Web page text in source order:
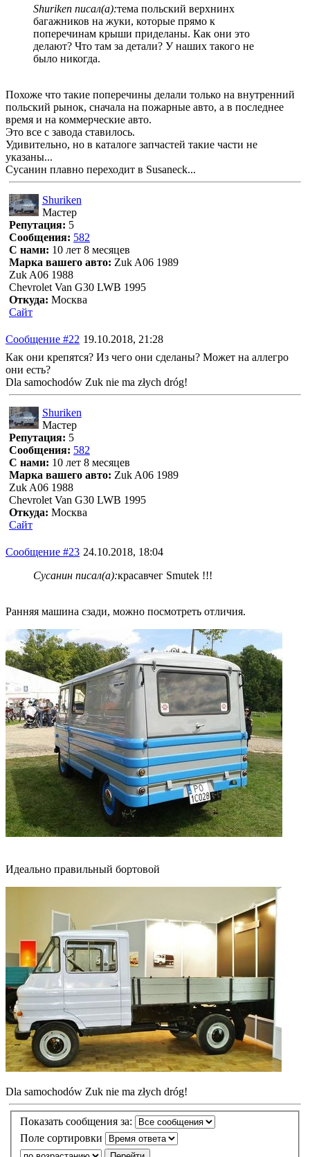
Shuriken писал(а):тема польский верхнинх
багажников на жуки, которые прямо к
поперечинам крыши приделаны. Как они это
делают? Что там за детали? У наших такого не
было никогда.
Похоже что такие поперечины делали только на внутренний
польский рынок, сначала на пожарные авто, а в последнее
время и на коммерческие авто.
Это все с завода ставилось.
Удивительно, но в каталоге запчастей такие части не
указаны...
Сусанин плавно переходит в Susaneck...
Shuriken
Мастер
Репутация: 5
Сообщения: 582
С нами: 10 лет 8 месяцев
Марка вашего авто: Zuk A06 1989
Zuk A06 1988
Chevrolet Van G30 LWB 1995
Откуда: Москва
Сайт
Сообщение #22 19.10.2018, 21:28
Как они крепятся? Из чего они сделаны? Может на аллегро
они есть?
Dla samochodów Zuk nie ma złych dróg!
Shuriken
Мастер
Репутация: 5
Сообщения: 582
С нами: 10 лет 8 месяцев
Марка вашего авто: Zuk A06 1989
Zuk A06 1988
Chevrolet Van G30 LWB 1995
Откуда: Москва
Сайт
Сообщение #23 24.10.2018, 18:04
Сусанин писал(а):красавчег Smutek !!!
Ранняя машина сзади, можно посмотреть отличия.
Идеально правильный бортовой
Dla samochodów Zuk nie ma złych dróg!
Показать сообщения за:
Поле сортировки